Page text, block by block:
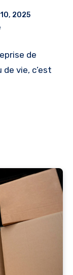
2025
de
vie, c’est